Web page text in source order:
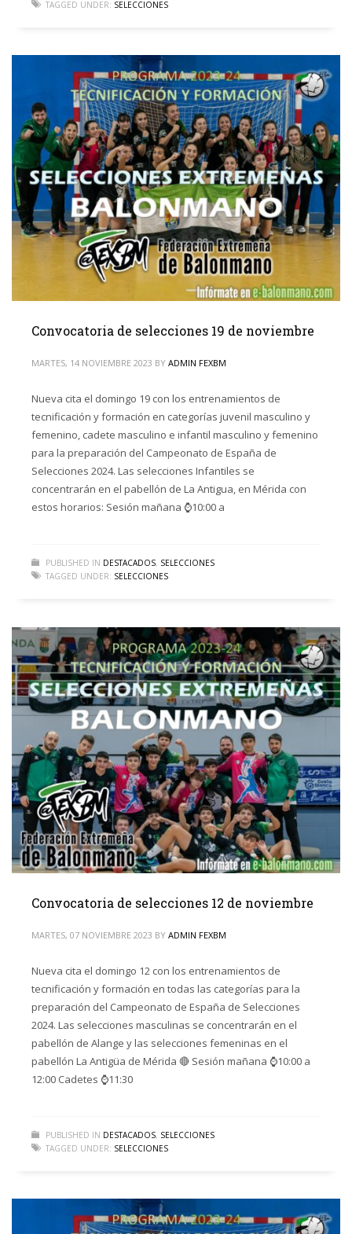
TAGGED UNDER: SELECCIONES
Convocatoria de selecciones 19 de noviembre
MARTES, 14 NOVIEMBRE 2023 BY ADMIN FEXBM
Nueva cita el domingo 19 con los entrenamientos de
tecnificación y formación en categorías juvenil masculino y
femenino, cadete masculino e infantil masculino y femenino
para la preparación del Campeonato de España de
Selecciones 2024. Las selecciones Infantiles se
concentrarán en el pabellón de La Antigua, en Mérida con
estos horarios: Sesión mañana ⌚️10:00 a
PUBLISHED IN DESTACADOS, SELECCIONES
TAGGED UNDER: SELECCIONES
Convocatoria de selecciones 12 de noviembre
MARTES, 07 NOVIEMBRE 2023 BY ADMIN FEXBM
Nueva cita el domingo 12 con los entrenamientos de
tecnificación y formación en todas las categorías para la
preparación del Campeonato de España de Selecciones
2024. Las selecciones masculinas se concentrarán en el
pabellón de Alange y las selecciones femeninas en el
pabellón La Antigüa de Mérida 🔴 Sesión mañana ⌚️10:00 a
12:00 Cadetes ⌚️11:30
PUBLISHED IN DESTACADOS, SELECCIONES
TAGGED UNDER: SELECCIONES